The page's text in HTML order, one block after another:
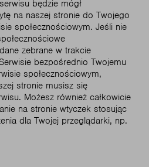
będzie mógł
na naszej stronie do Twojego
społecznościowym. Jeśli nie
zebrane w trakcie
bezpośrednio Twojemu
społecznościowym,
stronie musisz się
Możesz również całkowicie
na stronie wtyczek stosując
dla Twojej przeglądarki, np.